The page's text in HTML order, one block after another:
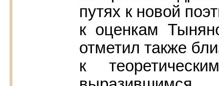
путях к новой
к оценкам
отметил также
к